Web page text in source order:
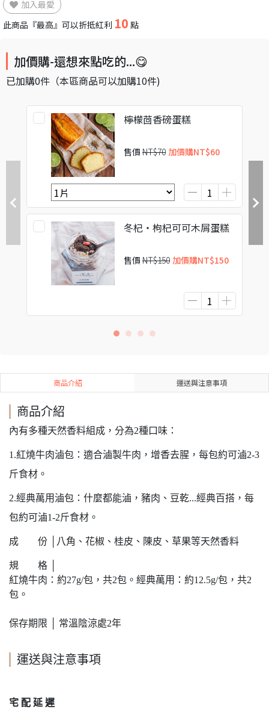
加入最愛
此商品『最高』可以折抵紅利 10 點
加價購-還想來點吃的...😋
已加購0件 （本區商品可以加購10件)
檸檬茴香磅蛋糕
售價 NT$70 加價購NT$60
冬杞・枸杞可可木屑蛋糕
售價 NT$150 加價購NT$150
商品介紹 運送與注意事項
商品介紹
內有多種天然香料組成，分為2種口味：
1.紅燒牛肉滷包 ：適合滷製牛肉，增香去腥，每包約可滷2-3
斤食材。
2.經典萬用滷包 ：什麼都能滷，豬肉、豆乾...經典百搭，每
包約可滷1-2斤食材。
成 份 │八角、花椒、桂皮、陳皮、草果等天然香料
規 格 │
紅燒牛肉：約27g/包，共2包。經典萬用：約12.5g/包，共2
包。
保存期限 │ 常溫陰涼處2年
運送與注意事項
宅 配 延 遲